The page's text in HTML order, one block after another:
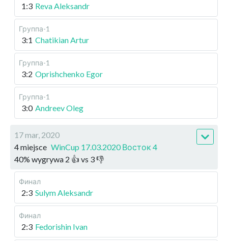
1:3 Reva Aleksandr
Группа-1
3:1 Chatikian Artur
Группа-1
3:2 Oprishchenko Egor
Группа-1
3:0 Andreev Oleg
17 mar, 2020
4 miejsce WinCup 17.03.2020 Восток 4
40% wygrywa 2 👍 vs 3👎
Финал
2:3 Sulym Aleksandr
Финал
2:3 Fedorishin Ivan